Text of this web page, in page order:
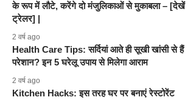
के रूप में लौटे, करेंगे दो मंजुलिकाओं से मुकाबला – [देखें
ट्रेलर] |
2 वर्ष ago
Health Care Tips: सर्दियां आते ही सूखी खांसी से हैं
परेशान? इन 5 घरेलू उपाय से मिलेगा आराम
2 वर्ष ago
Kitchen Hacks: इस तरह घर पर बनाएं रेस्टोरेंट